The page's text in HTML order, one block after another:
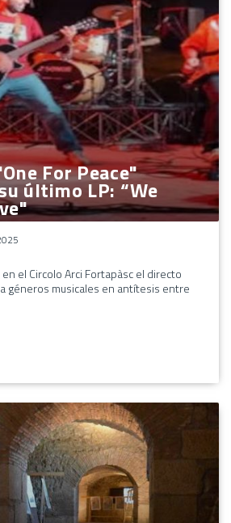
For Peace"
último LP: “We
el Circolo Arci Fortapàsc el directo
géneros musicales en antítesis entre